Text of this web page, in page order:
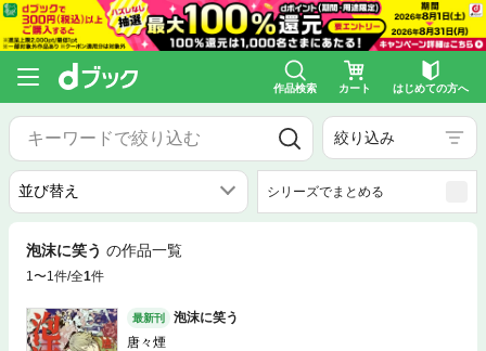
作品検索 カート はじめての方へ
絞り込み
シリーズでまとめる
泡沫に笑う の作品一覧
1〜1件/全1件
最新刊
泡沫に笑う
唐々煙